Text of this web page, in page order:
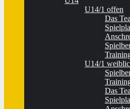
U14/1 offen
Das
U14/1
Das